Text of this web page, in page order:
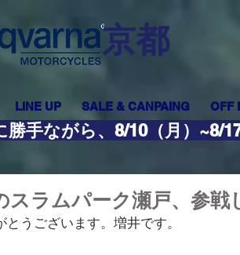
​京都
LINE UP SALE & CANPAING OFF
勝手ながら、8/10（月）~8/
スラムパーク瀬戸、参
とうございます。増井です。